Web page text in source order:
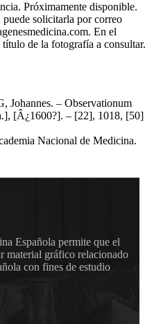
Próximamente disponible.
solicitarla por correo
En el
de la fotografía a consultar.
– Observationum
[Â¿1600?]. – [22], 1018, [50]
Nacional de Medicina.
Española permite que el
material gráfico relacionado
con fines de estudio